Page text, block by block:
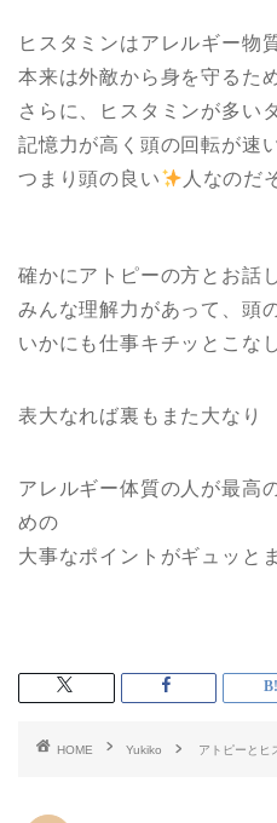
ヒスタミンはアレルギー物
本来は外敵から身を守るた
さらに、ヒスタミンが多い
記憶力が高く頭の回転が速
つまり頭の良い
人なのだ
確かにアトピーの方とお話
みんな理解力があって、頭
いかにも仕事キチッとこな
表大なれば裏もまた大なり
アレルギー体質の人が最高
めの
大事なポイントがギュッと
HOME Yukiko アトピーとヒ